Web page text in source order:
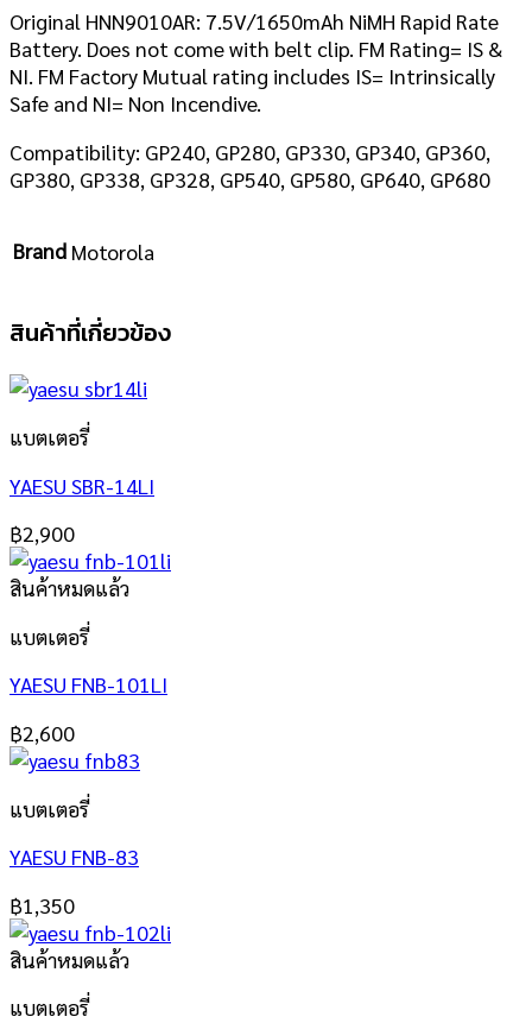
Original HNN9010AR: 7.5V/1650mAh NiMH Rapid Rate
Battery. Does not come with belt clip. FM Rating= IS &
NI. FM Factory Mutual rating includes IS= Intrinsically
Safe and NI= Non Incendive.
Compatibility: GP240, GP280, GP330, GP340, GP360,
GP380, GP338, GP328, GP540, GP580, GP640, GP680
Brand Motorola
สินค้าที่เกี่ยวข้อง
แบตเตอรี่
YAESU SBR-14LI
฿2,900
สินค้าหมดแล้ว
แบตเตอรี่
YAESU FNB-101LI
฿2,600
แบตเตอรี่
YAESU FNB-83
฿1,350
สินค้าหมดแล้ว
แบตเตอรี่